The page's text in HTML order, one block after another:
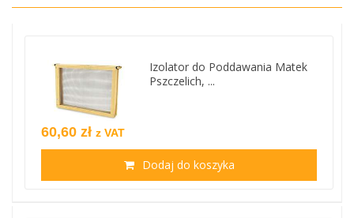
Izolator do Poddawania Matek
Pszczelich, ...
60,60 zł z VAT
Dodaj do koszyka